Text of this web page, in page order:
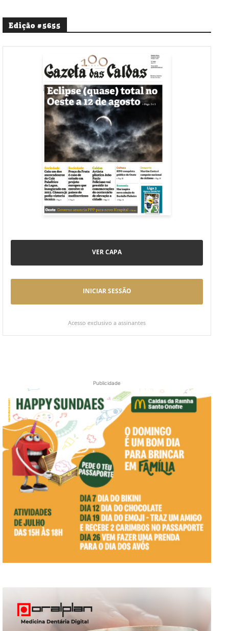
Edição #5655
VER CAPA
INICIAR SESSÃO
Acesso exclusivo a assinantes
Publicidade